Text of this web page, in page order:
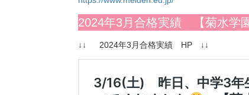
2024年3月合格実績 【菊水
↓↓ 2024年3月合格実績 HP ↓↓